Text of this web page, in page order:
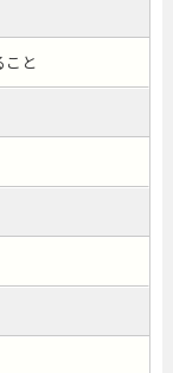
こと